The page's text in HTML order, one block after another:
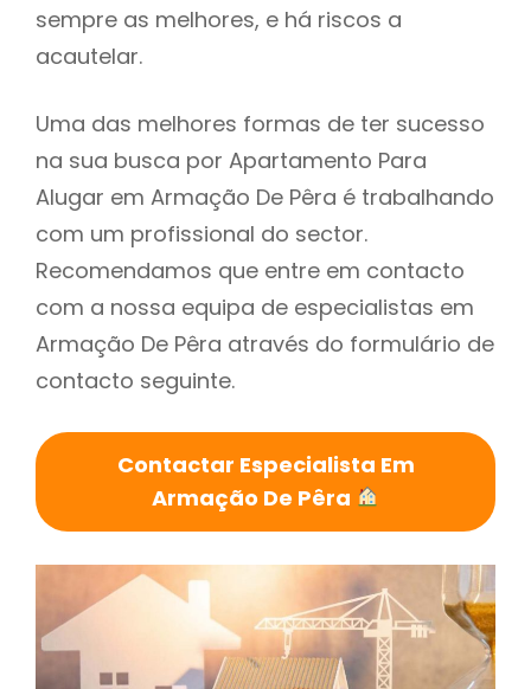
sempre as melhores, e há riscos a
acautelar.
Uma das melhores formas de ter sucesso
na sua busca por Apartamento Para
Alugar em Armação De Pêra é trabalhando
com um profissional do sector.
Recomendamos que entre em contacto
com a nossa equipa de especialistas em
Armação De Pêra através do formulário de
contacto seguinte.
Contactar Especialista Em
Armação De Pêra